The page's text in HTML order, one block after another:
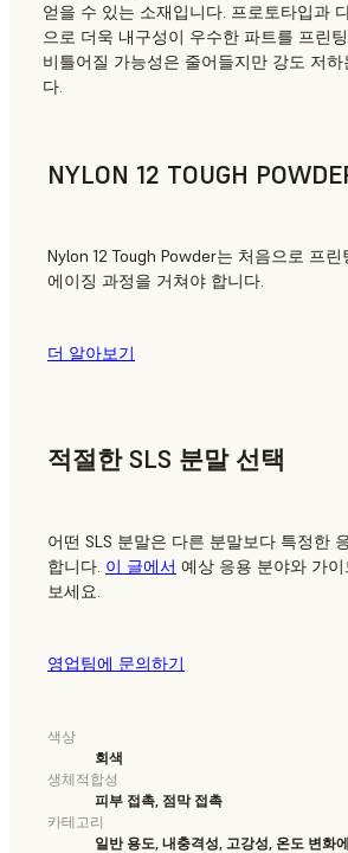
얻을 수 있는 소재입니다. 프로토타입과
으로 더욱 내구성이 우수한 파트를 프린
비틀어질 가능성은 줄어들지만 강도 저
다.
NYLON 12 TOUGH
Nylon 12 Tough Powder는 처음으로 프
에이징 과정을 거쳐야 합니다.
더 알아보기
적절한 SLS 분말 선택
어떤 SLS 분말은 다른 분말보다 특정한
합니다. 이 글에서 예상 응용 분야와 가
보세요.
영업팀에 문의하기
색상
회색
생체적합성
피부 접촉, 점막 접촉
카테고리
일반 용도, 내충격성, 고강성, 온도 변화